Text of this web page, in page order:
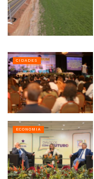
CIDADES
ECONOMIA